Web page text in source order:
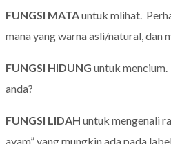
FUNGSI MATAuntuk mlihat.
mana yang warna asli/natural, dan
FUNGSI HIDUNG untuk
anda?
FUNGSI LIDAH untuk mengenali
ayam” yang mungkin ada pada